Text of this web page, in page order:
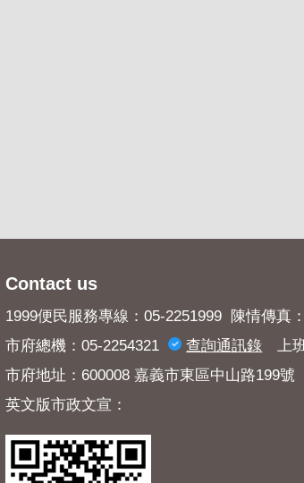
Contact us
1999便民服務專線：05-2251999 陳情傳
市府總機：05-2254321
查詢​通訊錄 上
市府地址：600008 嘉義市東區中山路199號
英文版市政文宣：